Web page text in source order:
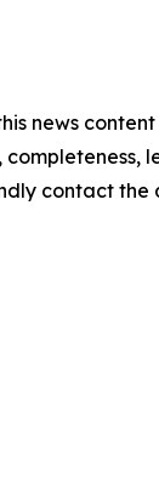
news
contact the